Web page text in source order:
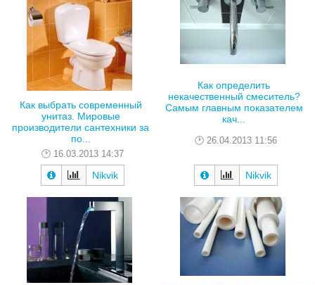
Как выбрать современный
унитаз. Мировые
производители сантехники за
по...
16.03.2013 14:37
Nikvik
Как определить
некачественный смеситель?
Самым главным показателем
кач...
26.04.2013 11:56
Nikvik